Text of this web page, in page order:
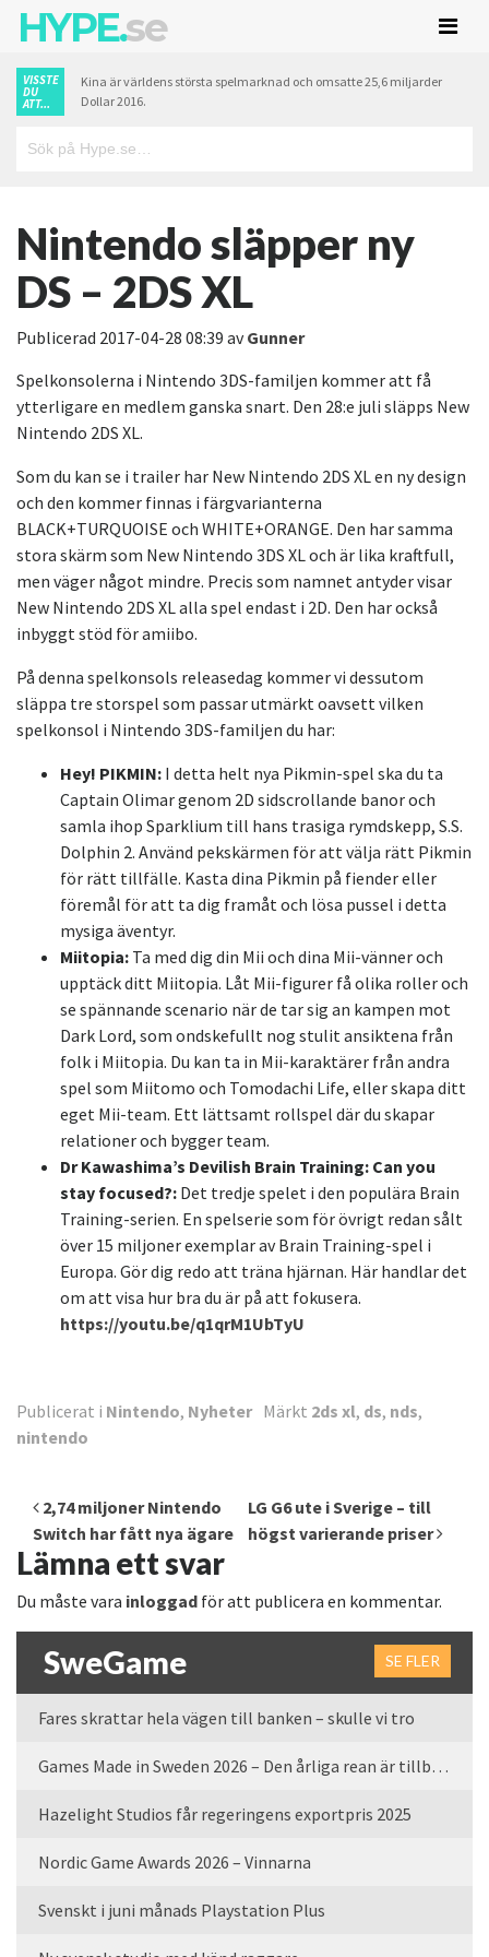
HYPE.se
VISSTE
DU
ATT...
Kina är världens största spelmarknad och omsatte 25,6 miljarder
Dollar 2016.
Nintendo släpper ny
DS – 2DS XL
Publicerad 2017-04-28 08:39 avGunner
Spelkonsolerna i Nintendo 3DS-familjen kommer att få
ytterligare en medlem ganska snart. Den 28:e juli släpps New
Nintendo 2DS XL.
Som du kan se i trailer har New Nintendo 2DS XL en ny design
och den kommer finnas i färgvarianterna
BLACK+TURQUOISE och WHITE+ORANGE. Den har samma
stora skärm som New Nintendo 3DS XL och är lika kraftfull,
men väger något mindre. Precis som namnet antyder visar
New Nintendo 2DS XL alla spel endast i 2D. Den har också
inbyggt stöd för amiibo.
På denna spelkonsols releasedag kommer vi dessutom
släppa tre storspel som passar utmärkt oavsett vilken
spelkonsol i Nintendo 3DS-familjen du har:
Hey! PIKMIN: I detta helt nya Pikmin-spel ska du ta
Captain Olimar genom 2D sidscrollande banor och
samla ihop Sparklium till hans trasiga rymdskepp, S.S.
Dolphin 2. Använd pekskärmen för att välja rätt Pikmin
för rätt tillfälle. Kasta dina Pikmin på fiender eller
föremål för att ta dig framåt och lösa pussel i detta
mysiga äventyr.
Miitopia: Ta med dig din Mii och dina Mii-vänner och
upptäck ditt Miitopia. Låt Mii-figurer få olika roller och
se spännande scenario när de tar sig an kampen mot
Dark Lord, som ondskefullt nog stulit ansiktena från
folk i Miitopia. Du kan ta in Mii-karaktärer från andra
spel som Miitomo och Tomodachi Life, eller skapa ditt
eget Mii-team. Ett lättsamt rollspel där du skapar
relationer och bygger team.
Dr Kawashima’s Devilish Brain Training: Can you
stay focused?: Det tredje spelet i den populära Brain
Training-serien. En spelserie som för övrigt redan sålt
över 15 miljoner exemplar av Brain Training-spel i
Europa. Gör dig redo att träna hjärnan. Här handlar det
om att visa hur bra du är på att fokusera.
https://youtu.be/q1qrM1UbTyU
Publicerat i Nintendo, Nyheter Märkt 2ds xl, ds, nds,
nintendo
Inläggsnavigering
2,74 miljoner Nintendo
Switch har fått nya ägare
LG G6 ute i Sverige – till
högst varierande priser
Lämna ett svar
Du måste vara inloggad för att publicera en kommentar.
SweGame SE FLER
Fares skrattar hela vägen till banken – skulle vi tro
Games Made in Sweden 2026 – Den årliga rean är tillbaka
Hazelight Studios får regeringens exportpris 2025
Nordic Game Awards 2026 – Vinnarna
Svenskt i juni månads Playstation Plus